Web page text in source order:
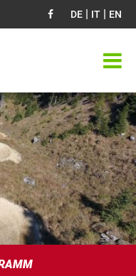
DE | IT | EN